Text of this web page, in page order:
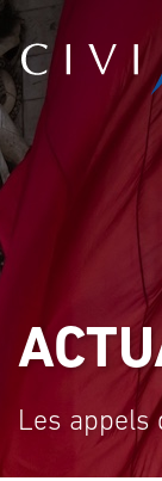
Les appels